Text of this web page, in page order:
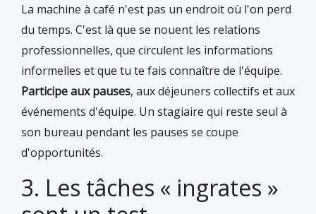
La machine à café n'est pas un endroit où l'on perd
du temps. C'est là que se nouent les relations
professionnelles, que circulent les informations
informelles et que tu te fais connaître de l'équipe.
Participe aux pauses, aux déjeuners collectifs et aux
événements d'équipe. Un stagiaire qui reste seul à
son bureau pendant les pauses se coupe
d'opportunités.
3. Les tâches « ingrates »